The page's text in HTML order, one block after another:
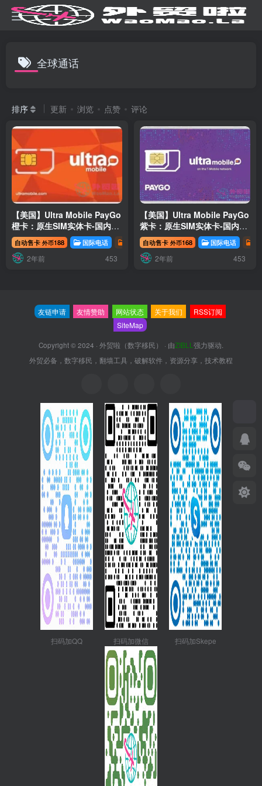
全球通话
排序 更新 浏览 点赞 评论
【美国】Ultra Mobile PayGo
橙卡：原生SIM实体卡-国内现
货自动售卡 外币188 国际电话 数字移民
2年前 453
【美国】Ultra Mobile PayGo
紫卡：原生SIM实体卡-国内现
货自动售卡 外币168 国际电话
2年前 453
友链申请 友情赞助 网站状态 关于我们
RSS订阅
SiteMap
Copyright © 2024 · 外贸啦（数字移民） · 由ZIBLL强力驱动.
外贸必备，数字移民，翻墙工具，破解软件，资源分享，技术教程
扫码加QQ 扫码加微信 扫码加Skepe